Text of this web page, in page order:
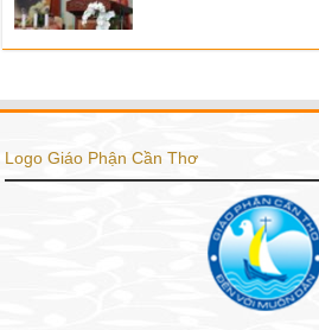
Logo Giáo Phận Cần Thơ